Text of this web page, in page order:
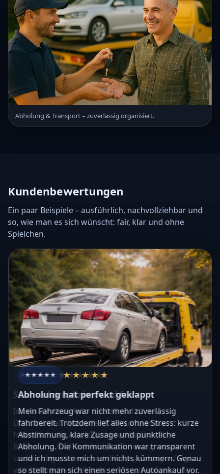
Abholung & Transport – zuverlässig organisiert.
Kundenbewertungen
Ein paar Beispiele – ausführlich, nachvollziehbar und
so, wie man es sich wünscht: fair, klar und ohne
Spielchen.
★★★★★ ★★★★★
Sehr unkompliziert und fair
Ich wollte mein Auto schnell und ohne
Diskussionen verkaufen. Der Kontakt war
freundlich, die Abwicklung seriös und die
Bewertung nachvollziehbar. Abholung wurde
sauber abgestimmt, und die Auszahlung erfolgte
wie besprochen. Ich habe mich gut aufgehoben
★★★★★ ★★★★★
Abholung hat perfekt geklappt
Mein Fahrzeug war nicht mehr zuverlässig
fahrbereit. Trotzdem lief alles ohne Stress: kurze
Abstimmung, klare Zusage und pünktliche
Abholung. Die Kommunikation war transparent
und ich musste mich um nichts kümmern. Genau
so stellt man sich einen seriösen Autoankauf vor.
★★★★★ ★★★★★
★★★★★ ★★★★★
★★★★★ ★★★★★